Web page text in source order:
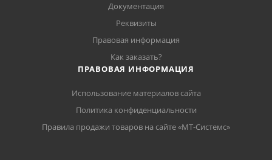
Документация
Реквизиты
Правовая информация
Как заказать?
ПРАВОВАЯ ИНФОРМАЦИЯ
Использование материалов сайта
Политика конфиденциальности
Правила продажи товаров на сайте «МТ-Системс»